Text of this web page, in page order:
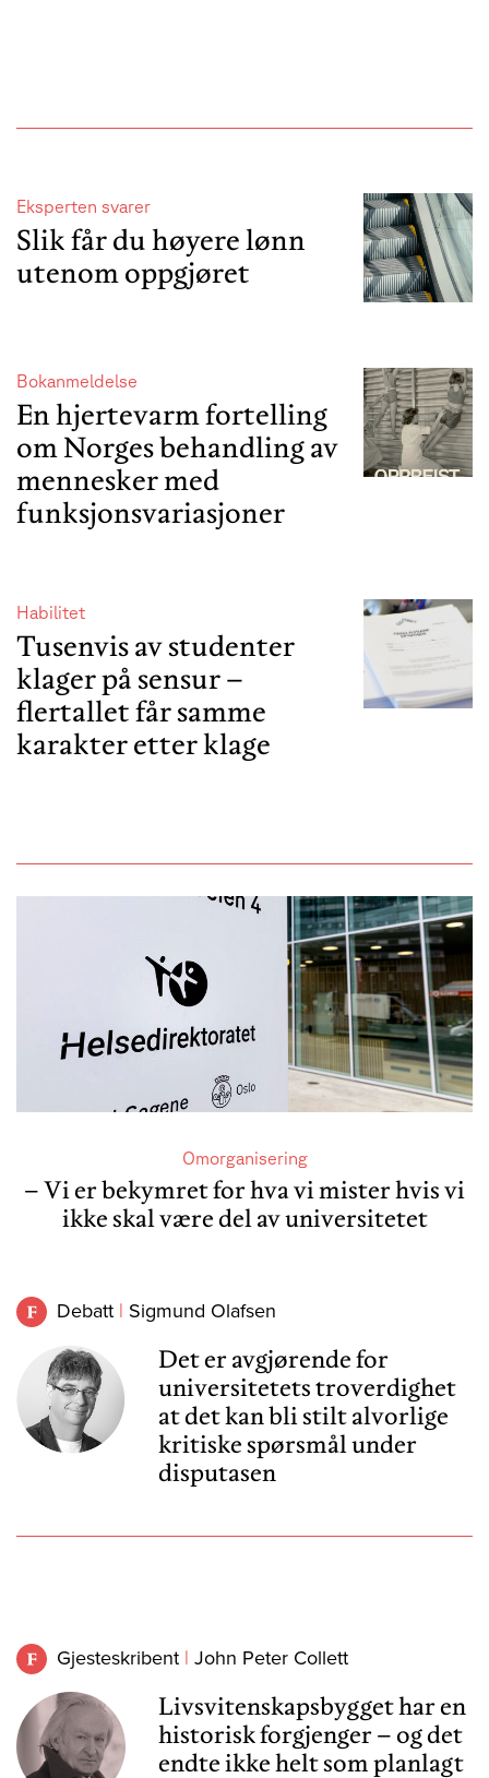
Habilitet
Tusenvis av studenter
klager på sensur –
flertallet får samme
karakter etter klage
Bokanmeldelse
En hjertevarm fortelling
om Norges behandling av
mennesker med
funksjonsvariasjoner
Eksperten svarer
Slik får du høyere lønn
utenom oppgjøret
Omorganisering
– Vi er bekymret for hva vi mister hvis vi
ikke skal være del av universitetet
Debatt Sigmund Olafsen
Det er avgjørende for
universitetets troverdighet
at det kan bli stilt alvorlige
kritiske spørsmål under
disputasen
Gjesteskribent John Peter Collett
Livsvitenskapsbygget har en
historisk forgjenger – og det
endte ikke helt som planlagt